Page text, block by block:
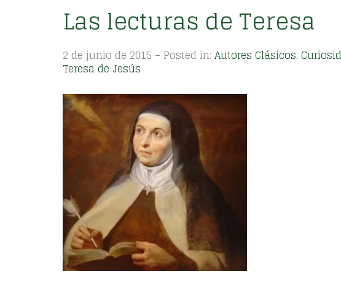
Las lecturas de Teresa
2 de junio de 2015 – Posted in: Autores Clásicos,
Teresa de Jesús